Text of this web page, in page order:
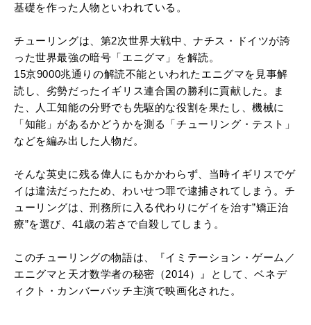
基礎を作った人物といわれている。
チューリングは、第2次世界大戦中、ナチス・ドイツが誇
った世界最強の暗号「エニグマ」を解読。
15京9000兆通りの解読不能といわれたエニグマを見事解
読し、劣勢だったイギリス連合国の勝利に貢献した。ま
た、人工知能の分野でも先駆的な役割を果たし、機械に
「知能」があるかどうかを測る「チューリング・テスト」
などを編み出した人物だ。
そんな英史に残る偉人にもかかわらず、当時イギリスでゲ
イは違法だったため、わいせつ罪で逮捕されてしまう。チ
ューリングは、刑務所に入る代わりにゲイを治す”矯正治
療”を選び、41歳の若さで自殺してしまう。
このチューリングの物語は、『イミテーション・ゲーム／
エニグマと天才数学者の秘密（2014）』として、ベネデ
ィクト・カンバーバッチ主演で映画化された。